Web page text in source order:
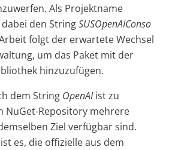
Als Projektname
den StringSUSOpenAIConso
folgt der erwartete Wechsel
um das Paket mit der
hinzuzufügen.
dem String OpenAIist zu
NuGet-Repository mehrere
Ziel verfügbar sind.
es, die offizielle aus dem